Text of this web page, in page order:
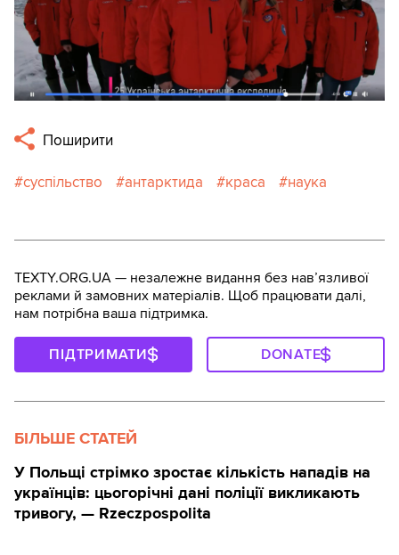
Поширити
суспільство антарктида краса наука
TEXTY.ORG.UA — незалежне видання без навʼязливої
реклами й замовних матеріалів. Щоб працювати далі,
нам потрібна ваша підтримка.
ПІДТРИМАТИ DONATE
БІЛЬШЕ СТАТЕЙ
У Польщі стрімко зростає кількість нападів на
українців: цьогорічні дані поліції викликають
тривогу, — Rzeczpospolita